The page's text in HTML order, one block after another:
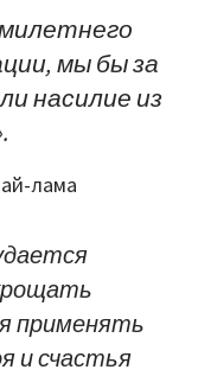
мы бы за
насилие из
лама
применять
и счастья